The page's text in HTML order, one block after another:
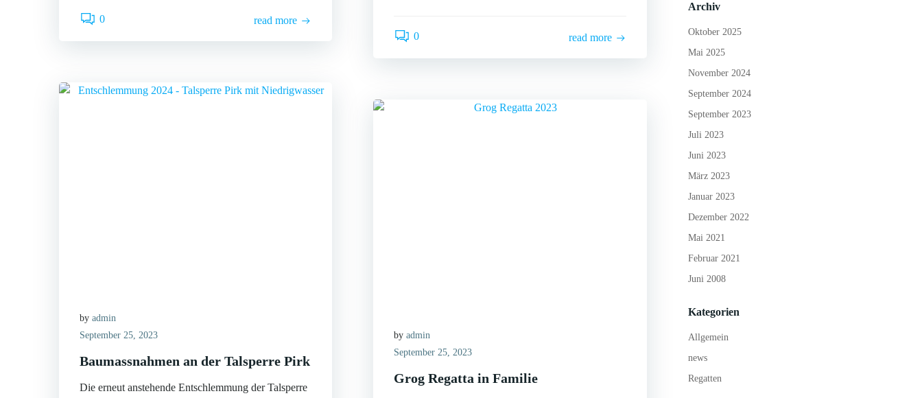
0 read more
0 read more
by admin
September 25, 2023
Baumassnahmen an der Talsperre Pirk
Die erneut anstehende Entschlemmung der Talsperre
byadmin
September 25, 2023
Grog Regatta in Familie
Archiv
Oktober 2025
Mai 2025
November 2024
September 2024
September 2023
Juli 2023
Juni 2023
März 2023
Januar 2023
Dezember 2022
Mai 2021
Februar 2021
Juni 2008
Kategorien
Allgemein
news
Regatten